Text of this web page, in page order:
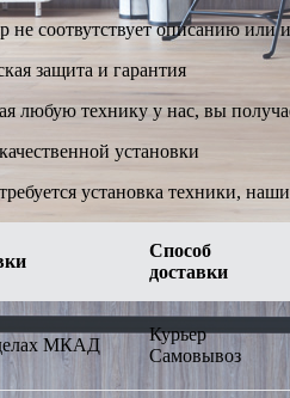
не соотвутствует описанию или
защита и гарантия
любую технику у нас, вы
установки
установка техники,
Способ
доставки
МКАД
Курьер
Самовывоз